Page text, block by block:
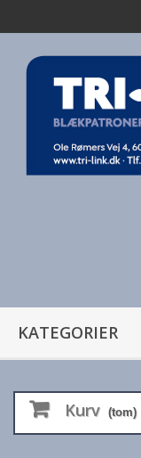
KATEGORIER
Kurv (tom)